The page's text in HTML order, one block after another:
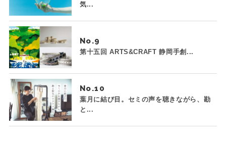
気...
No.
第十五回 ARTS&CRAFT 静岡手創...
No.
葉月に結び目。セミの声を聴きながら、勘
と...